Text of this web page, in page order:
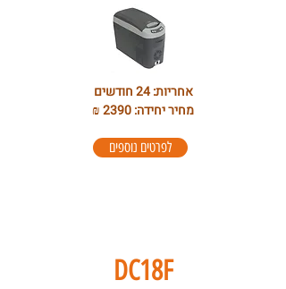
אחריות: 24 חודשים
מחיר יחידה: 2390 ₪
לפרטים נוספים
DC18F